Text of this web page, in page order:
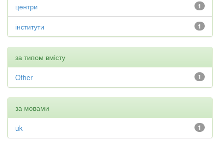
1
центри
1
інститути
за типом вмісту
1
Other
за мовами
1
uk